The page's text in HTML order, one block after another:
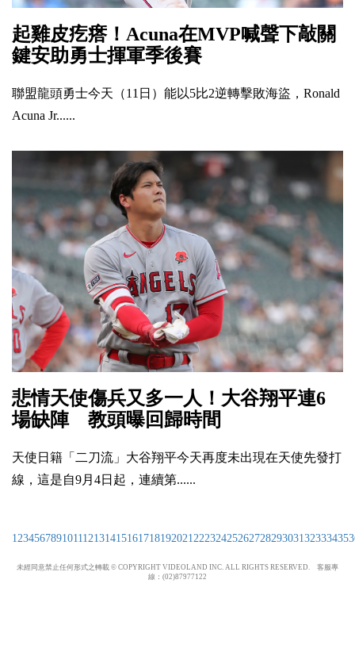
起雞皮疙瘩！Acuna在MVP喊聲下敲關
鍵安助勇士揮軍季後賽
聯盟龍頭勇士今天（11日）能以5比2逆轉擊敗海盜，Ronald
Acuna Jr......
悲情天使傷兵又多一人！大谷翔平連6
場缺陣 教頭曝回歸時間
天使日籍「二刀流」大谷翔平今天再度未出現在天使先發打
線，這是自9月4日起，連續第......
1234567891011121314151617181920212223242526272829303132333435
未經同意禁止任何形式之轉載 © COPYRIGHT VIDEOLAND INC. ALL RIGHTS RESERVED. 客服專
線：(02)87977122